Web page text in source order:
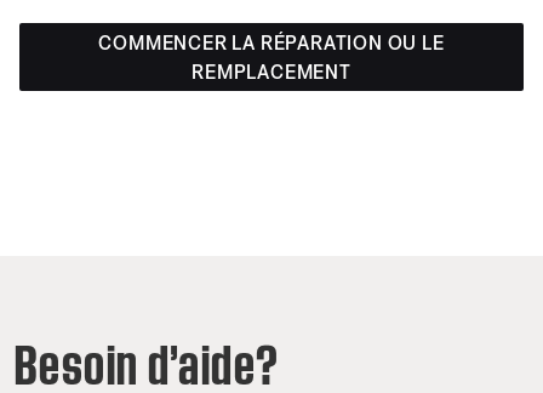
COMMENCER LA RÉPARATION OU LE
REMPLACEMENT
Besoin d’aide?